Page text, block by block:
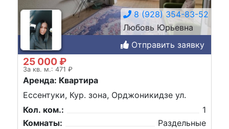
8 (928) 354-83-52
Любовь Юрьевна
Отправить заявку
25 000 ₽
За кв. м.: 471 ₽
Аренда: Квартира
Ессентуки, Кур. зона, Орджоникидзе ул.
Кол. ком.:
1
Комнаты:
Раздельные